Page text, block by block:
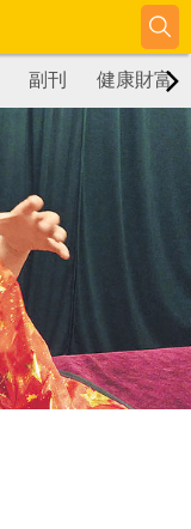
副刊 健康財富